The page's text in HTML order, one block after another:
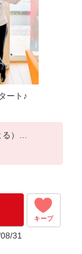
ート♪
）
キープ
31